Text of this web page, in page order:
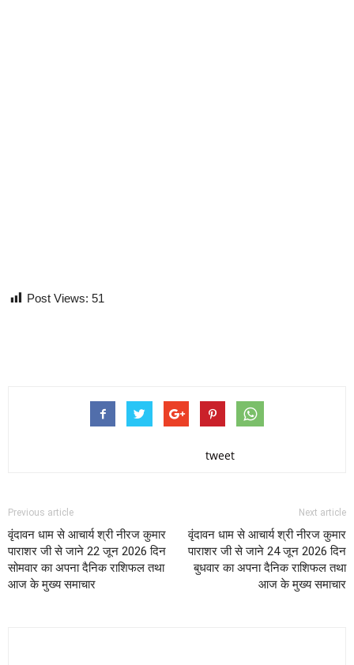
Post Views: 51
tweet
Previous article
वृंदावन धाम से आचार्य श्री नीरज कुमार
पाराशर जी से जाने 22 जून 2026 दिन
सोमवार का अपना दैनिक राशिफल तथा
आज के मुख्य समाचार
Next article
वृंदावन धाम से आचार्य श्री नीरज कुमार
पाराशर जी से जाने 24 जून 2026 दिन
बुधवार का अपना दैनिक राशिफल तथा
आज के मुख्य समाचार